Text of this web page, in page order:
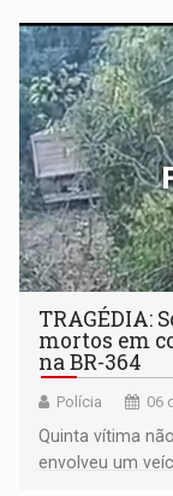
TRAGÉDIA:
mortos em
na BR-364
Polícia 06
Quinta vítima
envolveu um